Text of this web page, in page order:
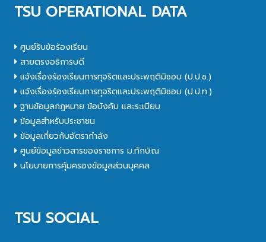
TSU OPERATIONAL DATA
ศูนย์รับข้อร้องเรียน
สายตรงอธิการบดี
แจ้งเรื่องร้องเรียนการทุจริตและประพฤติมิชอบ (ป.ป.ช.)
แจ้งเรื่องร้องเรียนการทุจริตและประพฤติมิชอบ (ป.ป.ท.)
ฐานข้อมูลกฎหมาย ข้อบังคับ และระเบียบ
ข้อมูลสำหรับประชาชน
ข้อมูลเกี่ยวกับอัตรากำลัง
ศูนย์ข้อมูลข่าวสารของราชการ ม.ทักษิณ
นโยบายการคุ้มครองข้อมูลส่วนบุคคล
TSU SOCIAL